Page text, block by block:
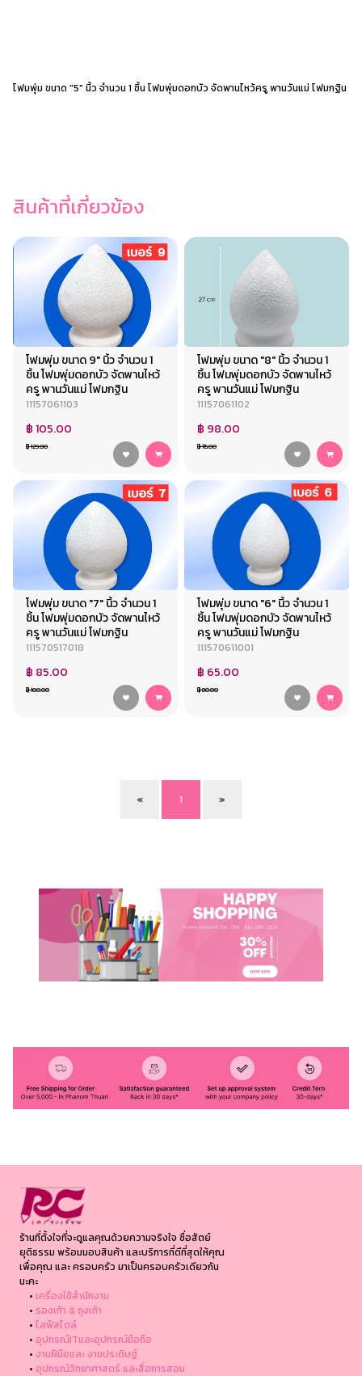
โฟมพุ่ม ขนาด "5" นิ้ว จำนวน 1 ชิ้น โฟมพุ่มดอกบัว จัดพานไหว้ครู พานวันแม่ โฟมกฐิน
สินค้าที่เกี่ยวข้อง
โฟมพุ่ม ขนาด 9" นิ้ว จำนวน 1
ชิ้น โฟมพุ่มดอกบัว จัดพานไหว้
ครู พานวันแม่ โฟมกฐิน
11157061103
฿ 105.00
฿ 129.00
โฟมพุ่ม ขนาด "8" นิ้ว จำนวน 1
ชิ้น โฟมพุ่มดอกบัว จัดพานไหว้
ครู พานวันแม่ โฟมกฐิน
11157061102
฿ 98.00
฿ 115.00
โฟมพุ่ม ขนาด "7" นิ้ว จำนวน 1
ชิ้น โฟมพุ่มดอกบัว จัดพานไหว้
ครู พานวันแม่ โฟมกฐิน
111570517018
฿ 85.00
฿ 100.00
โฟมพุ่ม ขนาด "6" นิ้ว จำนวน 1
ชิ้น โฟมพุ่มดอกบัว จัดพานไหว้
ครู พานวันแม่ โฟมกฐิน
111570611001
฿ 65.00
฿ 80.00
« 1 »
ร้านที่ตั้งใจที่จะดูแลคุณด้วยความจริงใจ ซื่อสัตย์
ยุติธรรม พร้อมมอบสินค้า และบริการที่ดีที่สุดให้คุณ
เพื่อคุณ และ ครอบครัว มาเป็นครอบครัวเดียวกัน
นะคะ
• เครื่องใช้สำนักงาน
• รองเท้า & ถุงเท้า
• ไลฟ์สไตล์
• อุปกรณ์ITและอุปกรณ์มือถือ
• งานฝีมือและ งานประดิษฐ์
• อุปกรณ์วิทยาศาสตร์ และสื่อการสอน